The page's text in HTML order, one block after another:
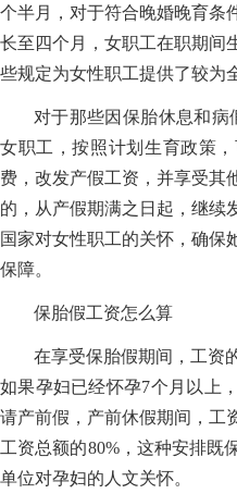
个半月，对于符合晚婚晚育条
长至四个月，女职工在职期间
些规定为女性职工提供了较为
对于那些因保胎休息和病
女职工，按照计划生育政策
费，改发产假工资，并享受其
的，从产假期满之日起，继续
国家对女性职工的关怀，确保
保障。
保胎假工资怎么算
在享受保胎假期间，工资
如果孕妇已经怀孕7个月以上
请产前假，产前休假期间，工
工资总额的80%，这种安排既
单位对孕妇的人文关怀。